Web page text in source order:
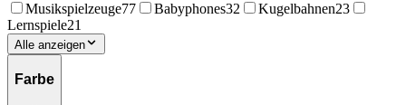
Musikspielzeuge77 Babyphones32 Kugelbahnen23
Lernspiele21
Alle anzeigen
Farbe